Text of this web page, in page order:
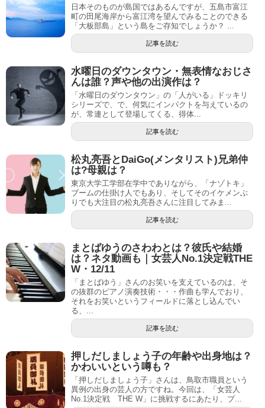
日本そのものが島国ではあるんですが、五島市富江
町の田尾海岸から富江湾を望んでみることのできる
「大板部島」という島をご存知でしょうか？ ...
記事を読む
水曜日のダウンタウン・無表情なおじさ
んは誰？声や他の出演作は？
「水曜日のダウンタウン」の「人がいる」ドッキリ
シリーズで、で、何気にインパクトを与えているの
が、常連として登場してくる、得体...
記事を読む
松丸亮吾とDaiGo(メンタリスト)兄弟仲
は?母親は？
東京大学工学部在学中でありながら、「ナゾトキ」
ブームの仕掛け人でもあり、そしてそのイケメンぶ
りでも大注目の松丸亮吾さんに注目してみま...
記事を読む
まとばゆうのさわわとは？彼氏や結婚
は？ネタ動画も｜女芸人No.1決定戦THE
W・12/11
「まとばゆう」さんのお笑いを支えているのは、そ
の抜群のピアノ演奏技術・・・作曲も学んでおり、
それをお笑いというフィールドに落とし込んでい
る、...
記事を読む
押しだしましょう子の年齢や出身地は？
かわいいという噂も？
「押しだしましょう子」さんは、鳥取市職員という
異例の出身の芸人の方ですね。今回は、「女芸人
No.1決定戦 THE W」に挑戦するにあたり、プ...